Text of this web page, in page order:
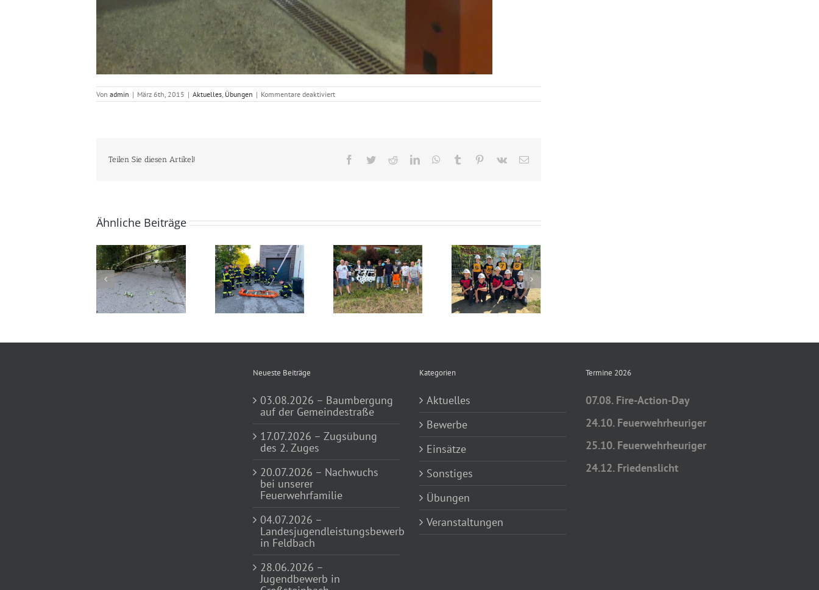
Vonadmin | März 6th, 2015 | Aktuelles Übungen | Kommentare deaktiviertfür
06.03.2015
Teilen Sie diesen Artikel! Facebook
TwitterRedditLinkedInWhatsApp
Tumblr Pinterest
Vk
E-
Ähnliche Beiträge
17.07.2026 –
Zugsübung des 2.
Zuges
20.07.2026 –
Nachwuchs bei
unserer
Feuerwehrfamilie
04.07.2026 –
Landesjugendleistungsbewerb
in Feldbach
28.06.2026 –
Jugendbewerb in
Großsteinbach
Neueste Beiträge
03.08.2026 – Baumbergung
auf der Gemeindestraße
17.07.2026 – Zugsübung
des 2. Zuges
20.07.2026 – Nachwuchs
bei unserer
Feuerwehrfamilie
04.07.2026 –
Landesjugendleistungsbewerb
in Feldbach
28.06.2026 –
Jugendbewerb in
Kategorien
Aktuelles
Bewerbe
Einsätze
Sonstiges
Übungen
Veranstaltungen
Termine 2026
07.08. Fire-Action-Day
24.10. Feuerwehrheuriger
25.10. Feuerwehrheuriger
24.12. Friedenslicht